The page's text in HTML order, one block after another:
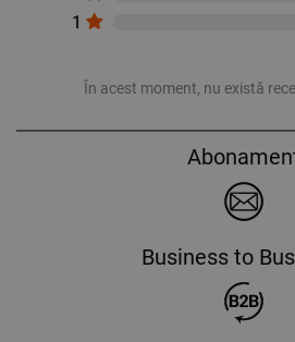
1
În acest moment, nu există
Business to